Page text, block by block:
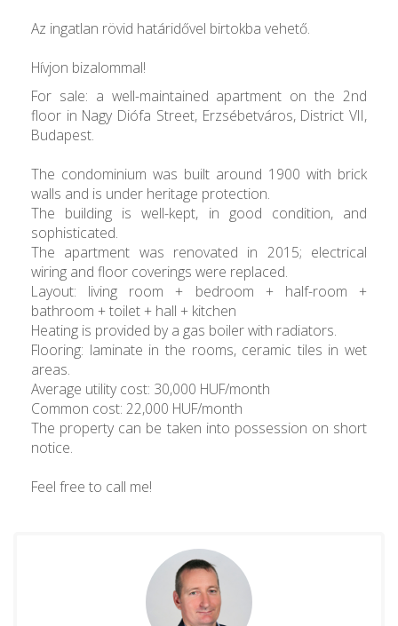
Az ingatlan rövid határidővel birtokba vehető.
Hívjon bizalommal!
For sale: a well-maintained apartment on the 2nd
floor in Nagy Diófa Street, Erzsébetváros, District VII,
Budapest.
The condominium was built around 1900 with brick
walls and is under heritage protection.
The building is well-kept, in good condition, and
sophisticated.
The apartment was renovated in 2015; electrical
wiring and floor coverings were replaced.
Layout: living room + bedroom + half-room +
bathroom + toilet + hall + kitchen
Heating is provided by a gas boiler with radiators.
Flooring: laminate in the rooms, ceramic tiles in wet
areas.
Average utility cost: 30,000 HUF/month
Common cost: 22,000 HUF/month
The property can be taken into possession on short
notice.
Feel free to call me!